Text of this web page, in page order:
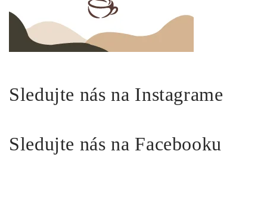
Sledujte nás na Instagrame
Sledujte nás na Facebooku